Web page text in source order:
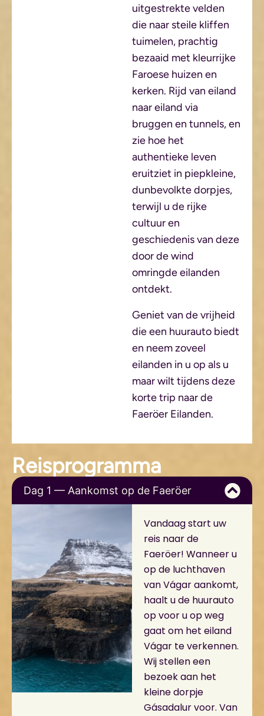
uitgestrekte velden
die naar steile kliffen
tuimelen, prachtig
bezaaid met kleurrijke
Faroese huizen en
kerken. Rijd van eiland
naar eiland via
bruggen en tunnels, en
zie hoe het
authentieke leven
eruitziet in piepkleine,
dunbevolkte dorpjes,
terwijl u de rijke
cultuur en
geschiedenis van deze
door de wind
omringde eilanden
ontdekt.
Geniet van de vrijheid
die een huurauto biedt
en neem zoveel
eilanden in u op als u
maar wilt tijdens deze
korte trip naar de
Faeröer Eilanden.
Reisprogramma
Dag 1 — Aankomst op de Faeröer
Vandaag start uw
reis naar de
Faeröer! Wanneer u
op de luchthaven
van Vágar aankomt,
haalt u de huurauto
op voor u op weg
gaat om het eiland
Vágar te verkennen.
Wij stellen een
bezoek aan het
kleine dorpje
Gásadalur voor. Van